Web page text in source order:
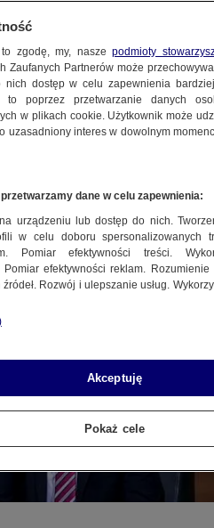
to zgodę, my, naszepodmioty
Zaufanych Partnerów może
nich dostęp w celu zapewnienia
to poprzez przetwarzanie danych
w plikach cookie. Użytkownik może
uzasadniony interes w dowolnym
dane w celu zapewnienia:
urządzeniu lub dostęp do nich.
w celu doboru spersonalizowanych
Pomiar efektywności treści.
efektywności reklam.
Rozwój i ulepszanie usług.
Akceptuję
Pokaż cele